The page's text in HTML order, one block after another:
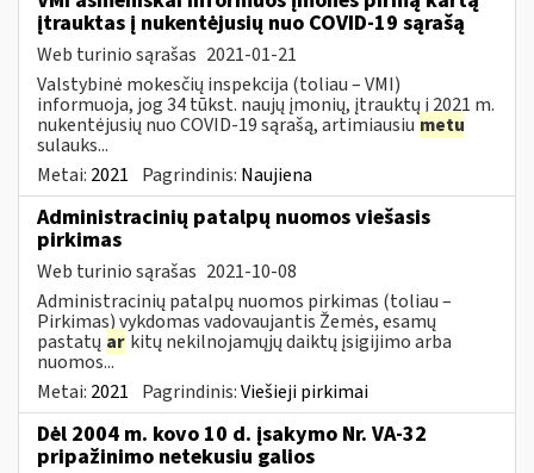
įtrauktas į nukentėjusių nuo COVID-19 sąrašą
Web turinio sąrašas 2021-01-21
Valstybinė mokesčių inspekcija (toliau – VMI)
informuoja, jog 34 tūkst. naujų įmonių, įtrauktų į 2021 m.
nukentėjusių nuo COVID-19 sąrašą, artimiausiu metu
sulauks...
Metai: 2021 Pagrindinis: Naujiena
Administracinių patalpų nuomos viešasis
pirkimas
Web turinio sąrašas 2021-10-08
Administracinių patalpų nuomos pirkimas (toliau –
Pirkimas) vykdomas vadovaujantis Žemės, esamų
pastatų ar kitų nekilnojamųjų daiktų įsigijimo arba
nuomos...
Metai: 2021 Pagrindinis:Viešieji pirkimai
Dėl 2004 m. kovo 10 d. įsakymo Nr. VA-32
pripažinimo netekusiu galios